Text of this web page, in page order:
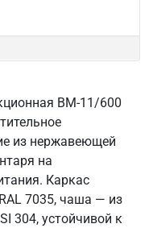
ВМ-11/600
из нержавеющей
на
Каркас
7035, чаша — из
304, устойчивой к